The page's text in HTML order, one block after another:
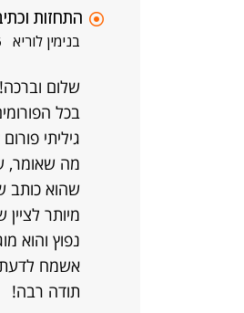
התחזות
בנימין לוריא
שלום וברכה!
בכל
גיליתי
מה שאומר,
שהוא כותב
מיותר
נפוץ והוא
אשמח לדעת
תודה רבה!